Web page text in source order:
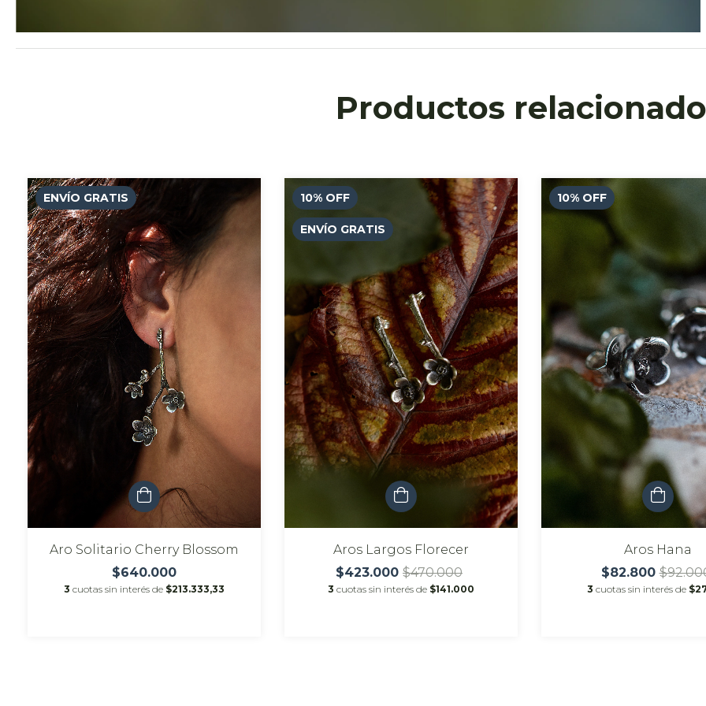
Productos
ENVÍO GRATIS
Aro Solitario Cherry Blossom
$640.000
3 cuotas sin interés de $213.333,33
10% OFF
ENVÍO GRATIS
Aros Largos Florecer
$423.000 $470.000
3 cuotas sin interés de $141.000
10% OFF
Aros Hana
$82.800
3 cuotas sin interés de